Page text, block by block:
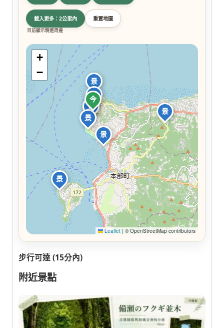
載入更多：2公里內 重置地圖
目前顯示精選周邊
今
景
景
景
景
景
景
景
景
+
−
Leaflet | © OpenStreetMap contributors
步行可達 (15分內)
附近景點